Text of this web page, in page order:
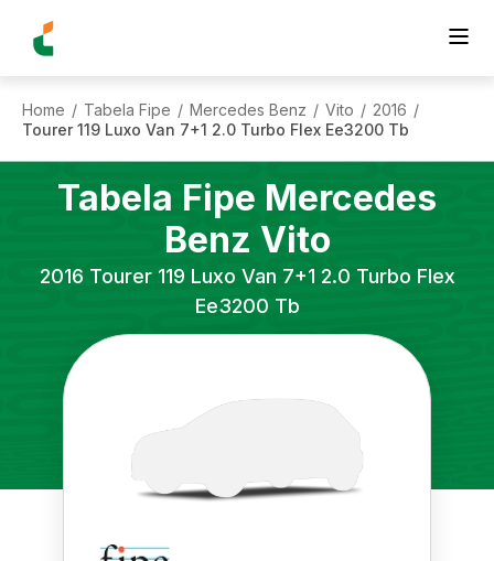
Home / Tabela Fipe / Mercedes Benz / Vito / 2016 /
Tourer 119 Luxo Van 7+1 2.0 Turbo Flex Ee3200 Tb
Tabela Fipe Mercedes
Benz Vito
2016 Tourer 119 Luxo Van 7+1 2.0 Turbo Flex
Ee3200 Tb